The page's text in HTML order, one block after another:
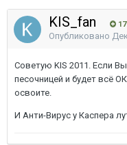
KIS_fan 17
Опубликовано
Советую KIS 2011. Если
песочницей и будет всё
освоите.
И Анти-Вирус у Каспера